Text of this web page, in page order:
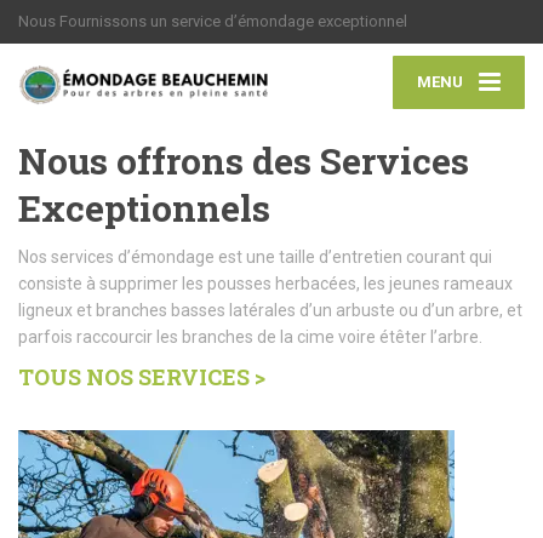
Nous Fournissons un service d’émondage exceptionnel
MENU
Nous offrons des Services
Exceptionnels
Nos services d’émondage est une taille d’entretien courant qui
consiste à supprimer les pousses herbacées, les jeunes rameaux
ligneux et branches basses latérales d’un arbuste ou d’un arbre, et
parfois raccourcir les branches de la cime voire étêter l’arbre.
TOUS NOS SERVICES >